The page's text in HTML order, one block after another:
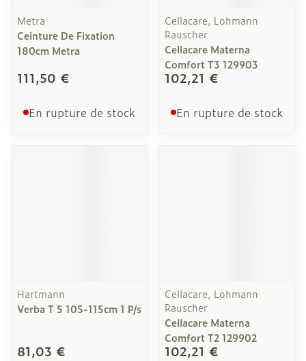
Metra
Ceinture De Fixation
180cm Metra
111,50 €
En rupture de stock
Cellacare, Lohmann
Rauscher
Cellacare Materna
Comfort T3 129903
102,21 €
En rupture de stock
Hartmann
Verba T 5 105-115cm 1 P/s
81,03 €
Cellacare, Lohmann
Rauscher
Cellacare Materna
Comfort T2 129902
102,21 €